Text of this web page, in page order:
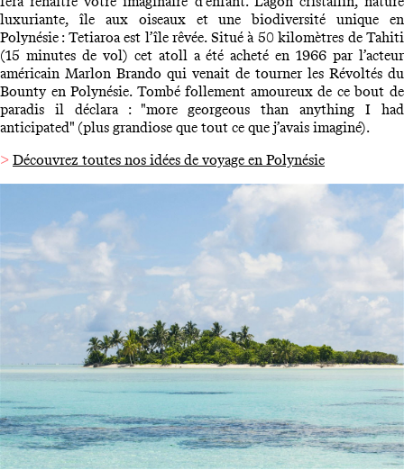
luxuriante, île aux oiseaux et une biodiversité unique en
Polynésie : Tetiaroa est l’île rêvée. Situé à 50 kilomètres de Tahiti
(15 minutes de vol) cet atoll a été acheté en 1966 par l’acteur
américain Marlon Brando qui venait de tourner les Révoltés du
Bounty en Polynésie. Tombé follement amoureux de ce bout de
paradis il déclara : "more georgeous than anything I had
anticipated" (plus grandiose que tout ce que j’avais imaginé).
> Découvrez toutes nos idées de voyage en Polynésie